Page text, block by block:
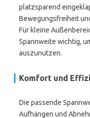
platzsparend
Bewegungsfreiheit
Für kleine
Spannweite wichtig,
auszunutzen.
Komfort und
Die passende
Aufhängen und